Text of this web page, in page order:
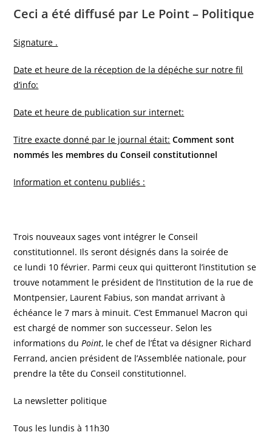
Ceci a été diffusé par Le Point – Politique
Signature .
Date et heure de la réception de la dépéche sur notre fil
d’info:
Date et heure de publication sur internet:
Titre exacte donné par le journal était: Comment sont
nommés les membres du Conseil constitutionnel
Information et contenu publiés :
Trois nouveaux sages vont intégrer le Conseil
constitutionnel. Ils seront désignés dans la soirée de
ce lundi 10 février. Parmi ceux qui quitteront l’institution se
trouve notamment le président de l’Institution de la rue de
Montpensier, Laurent Fabius, son mandat arrivant à
échéance le 7 mars à minuit. C’est Emmanuel Macron qui
est chargé de nommer son successeur. Selon les
informations duPoint, le chef de l’État va désigner Richard
Ferrand, ancien président de l’Assemblée nationale, pour
prendre la tête du Conseil constitutionnel.
La newsletter politique
Tous les lundis à 11h30